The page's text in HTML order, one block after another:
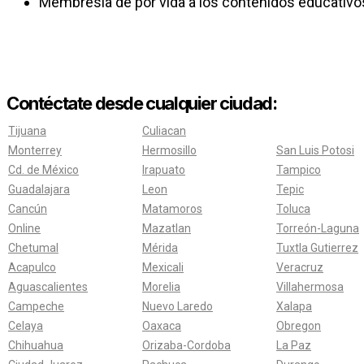
Contéctate desde cualquier ciudad:
Tijuana
Monterrey
Cd. de México
Guadalajara
Cancún
Online
Chetumal
Acapulco
Aguascalientes
Campeche
Celaya
Chihuahua
Culiacan
Hermosillo
Irapuato
Leon
Matamoros
Mazatlan
Mérida
Mexicali
Morelia
Nuevo Laredo
Oaxaca
Orizaba-Cordoba
San Luis Potosi
Tampico
Tepic
Toluca
Torreón-Laguna
Tuxtla Gutierrez
Veracruz
Villahermosa
Xalapa
Obregon
La Paz